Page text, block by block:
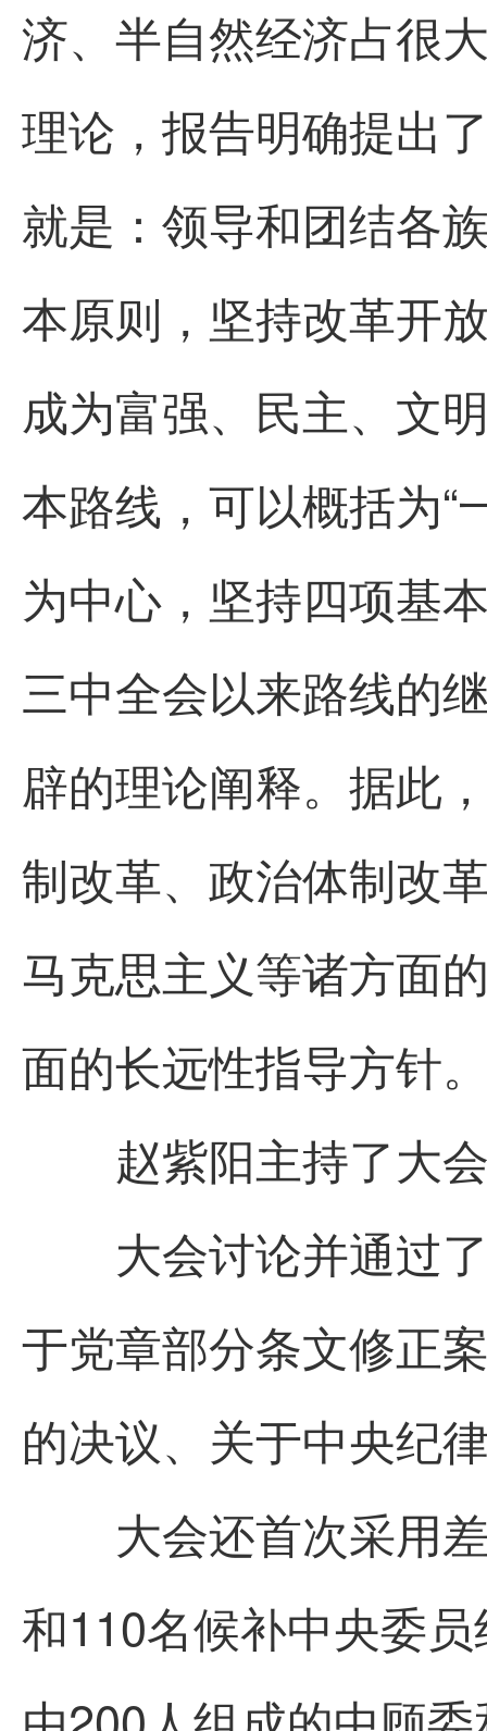
济、半自然经济占很
理论，报告明确提出
就是：领导和团结各
本原则，坚持改革开
成为富强、民主、文
本路线，可以概括为“
为中心，坚持四项基
三中全会以来路线的
辟的理论阐释。据此
制改革、政治体制改
马克思主义等诸方面
面的长远性指导方针
赵紫阳主持了大会
大会讨论并通过了
于党章部分条文修正
的决议、关于中央纪
大会还首次采用差
和110名候补中央委